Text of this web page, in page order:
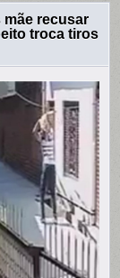
mãe recusar
troca tiros